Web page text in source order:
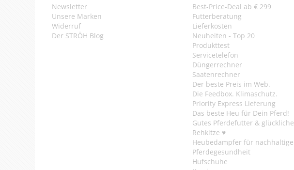
Newsletter
Unsere Marken
Widerruf
Der STRÖH Blog
Best-Price-Deal ab € 299
Futterberatung
Lieferkosten
Neuheiten - Top 20
Produkttest
Servicetelefon
Düngerrechner
Saatenrechner
Der beste Preis im Web.
Die Feedbox. Klimaschutz.
Priority Express Lieferung
Das beste Heu für Dein Pferd!
Gutes Pferdefutter & glückliche
Rehkitze ♥
Heubedampfer für nachhaltige
Pferdegesundheit
Hufschuhe